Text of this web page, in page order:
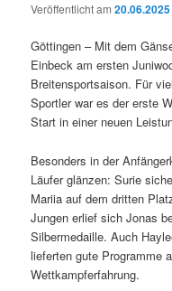
Veröffentlicht am20.06.2025
Göttingen – Mit dem
Einbeck am ersten
Breitensportsaison. Für
Sportler war es der erste
Start in einer neuen
Besonders in der
Läufer glänzen: Surie
Mariia auf dem dritten
Jungen erlief sich Jonas
Silbermedaille. Auch
lieferten gute Programme
Wettkampferfahrung.